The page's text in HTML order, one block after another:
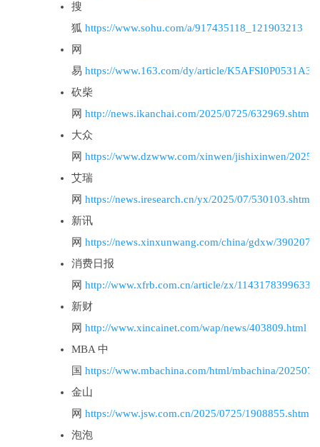
搜
狐 https://www.sohu.com/a/917435118_121903213
网
易 https://www.163.com/dy/article/
砍柴
网 http://news.ikanchai.com/2025/0725/632969.shtml
大众
网 https://www.dzwww.com/xinwen/jishixinwen/
艾瑞
网 https://news.iresearch.cn/yx/2025/07/530103.shtml
新讯
网 https://news.xinxunwang.com/china/gdxw/
消费日报
网 http://www.xfrb.com.cn/article/zx/
新财
网 http://www.xincainet.com/wap/news/403809.html
MBA 中
国 https://www.mbachina.com/html/mbachina/202507/
金山
网 https://www.jsw.com.cn/2025/0725/1908855.shtml
泡泡